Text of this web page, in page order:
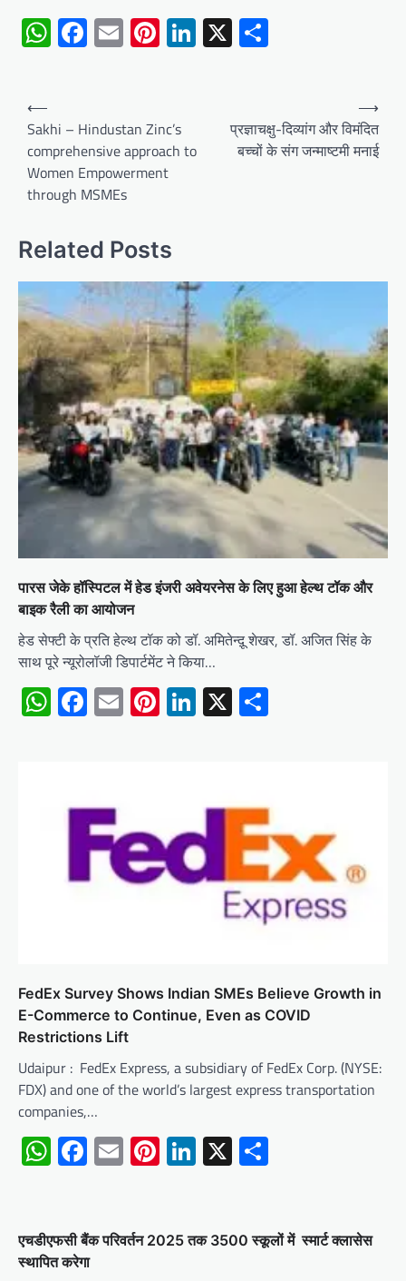
WhatsApp
Facebook
EmailPinterest
LinkedIn
X
Post
navigation
⟵
Sakhi – Hindustan Zinc’s
comprehensive approach to
Women Empowerment
through MSMEs
प्रज्ञाचक्षु-दिव्यांग और विमंदित
बच्चों के संग जन्माष्टमी मनाई
⟶
Related Posts
पारस जेके हॉस्पिटल में हेड इंजरी अवेयरनेस के लिए हुआ हेल्थ टॉक और
बाइक रैली का आयोजन
हेड सेफ्टी के प्रति हेल्थ टॉक को डॉ. अमितेन्दू़ शेखर, डॉ. अजित सिंह के
साथ पूरे न्यूरोलॉजी डिपार्टमेंट ने किया…
WhatsApp
Facebook
EmailPinterest
LinkedIn
X
FedEx Survey Shows Indian SMEs Believe Growth in
E-Commerce to Continue, Even as COVID
Restrictions Lift
Udaipur : FedEx Express, a subsidiary of FedEx Corp. (NYSE:
FDX) and one of the world’s largest express transportation
companies,…
WhatsApp
Facebook
EmailPinterest
LinkedIn
X
एचडीएफसी बैंक परिवर्तन 2025 तक 3500 स्कूलों में स्मार्ट क्लासेस
स्थापित करेगा